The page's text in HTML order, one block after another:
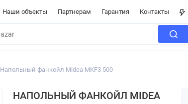
Наши объекты Партнерам Гарантия Контакты
Напольный фанкойл Midea MKF3 500
НАПОЛЬНЫЙ ФАНКОЙЛ MIDEA